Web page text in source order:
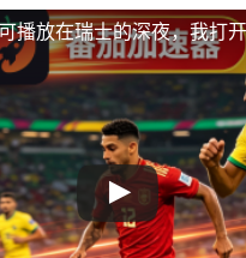
播放在瑞士的深夜，我打